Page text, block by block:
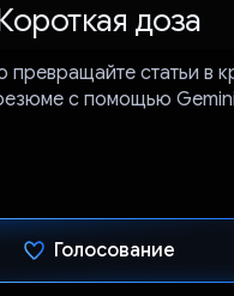
доза
превращайте статьи в
с помощью
Голосование